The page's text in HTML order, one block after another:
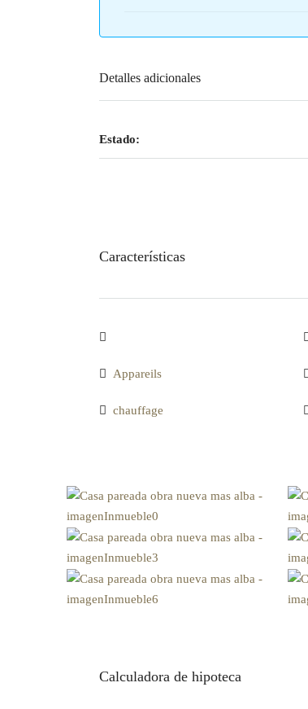
Detalles adicionales
Estado:
Características
Appareils
chauffage
Calculadora de hipoteca